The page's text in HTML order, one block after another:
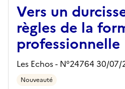
Vers un
règles de la
professionnelle
Les Echos - N°24764 30/
Nouveauté